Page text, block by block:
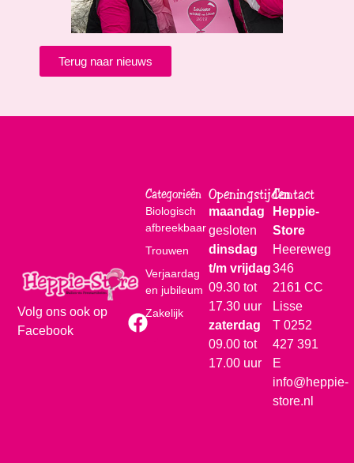
Terug naar nieuws
Volg ons ook op
Facebook
Contact
Heppie-
Store
Heereweg
346
2161 CC
Lisse
T 0252
427 391
E
info@heppie-
store.nl
Openingstijden
maandag
gesloten
dinsdag
t/m vrijdag
09.30 tot
17.30 uur
zaterdag
09.00 tot
17.00 uur
Categorieën
Biologisch
afbreekbaar
Trouwen
Verjaardag
en jubileum
Zakelijk